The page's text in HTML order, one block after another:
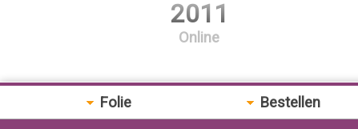
2011
Online
Folie Bestellen